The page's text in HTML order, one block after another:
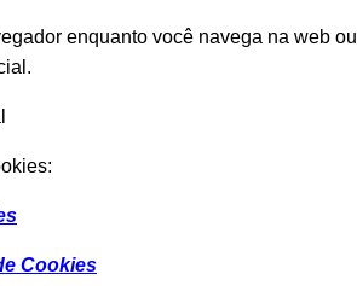
enquanto você navega na web ou
Cookies